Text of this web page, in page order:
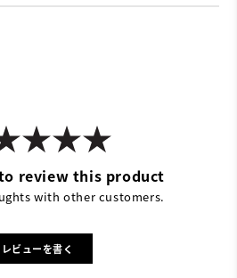
review this product
with other customers.
レビューを書く